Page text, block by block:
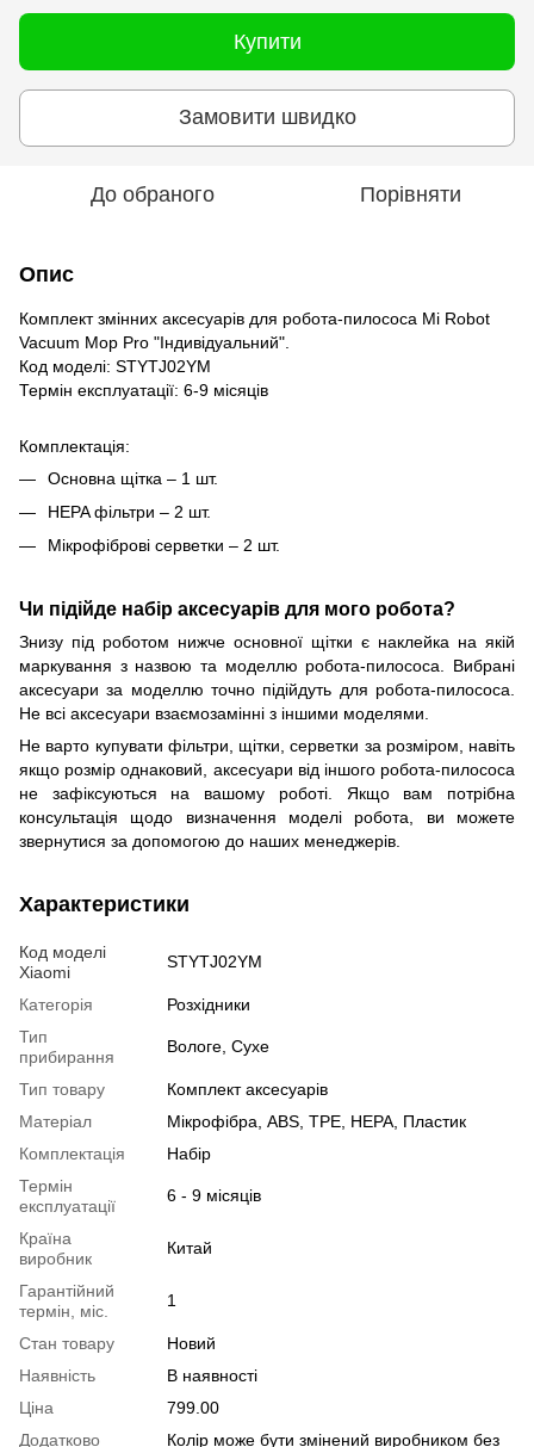
Купити
Замовити швидко
До обраного Порівняти
Опис
Комплект змінних аксесуарів для робота-пилососа Mi Robot
Vacuum Mop Pro "Індивідуальний".
Код моделі: STYTJ02YM
Термін експлуатації: 6-9 місяців
Комплектація:
Основна щітка – 1 шт.
HEPA фільтри – 2 шт.
Мікрофіброві серветки – 2 шт.
Чи підійде набір аксесуарів для мого робота?
Знизу під роботом нижче основної щітки є наклейка на якій
маркування з назвою та моделлю робота-пилососа. Вибрані
аксесуари за моделлю точно підійдуть для робота-пилососа.
Не всі аксесуари взаємозамінні з іншими моделями.
Не варто купувати фільтри, щітки, серветки за розміром, навіть
якщо розмір однаковий, аксесуари від іншого робота-пилососа
не зафіксуються на вашому роботі. Якщо вам потрібна
консультація щодо визначення моделі робота, ви можете
звернутися за допомогою до наших менеджерів.
Характеристики
Код моделі
Xiaomi
STYTJ02YM
Категорія
Розхідники
Тип
прибирання
Вологе, Сухе
Тип товару
Комплект аксесуарів
Матеріал
Мікрофібра, ABS, TPE, HEPA, Пластик
Комплектація
Набір
Термін
експлуатації
6 - 9 місяців
Країна
виробник
Китай
Гарантійний
термін, міс.
1
Стан товару
Новий
Наявність
В наявності
Ціна
799.00
Додатково
Колір може бути змінений виробником без